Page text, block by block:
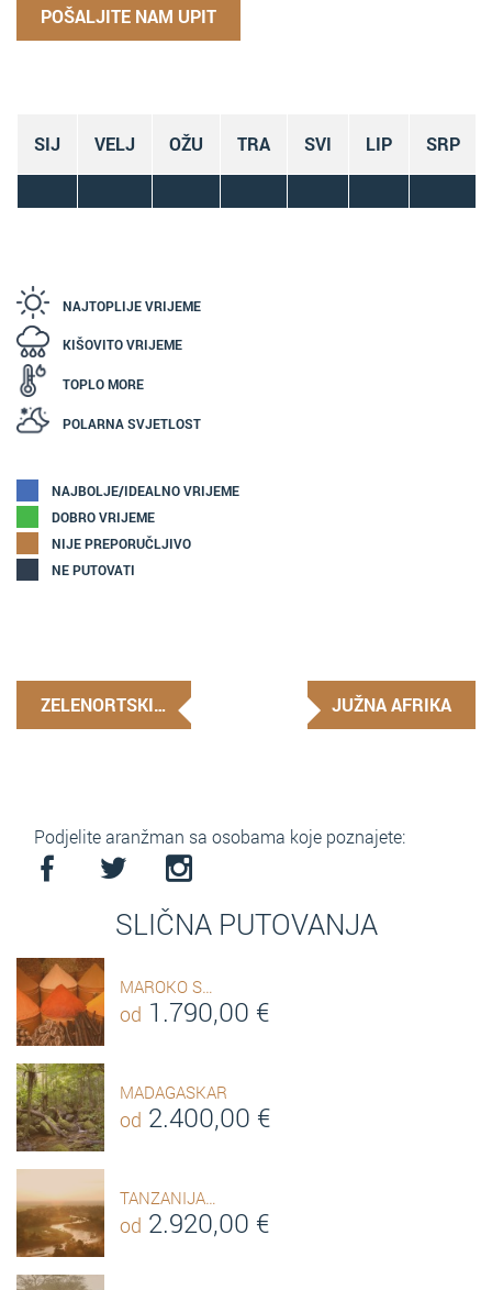
POŠALJITE NAM UPIT
SIJ VELJ OŽU TRA SVI LIP SRP
NAJTOPLIJE VRIJEME
KIŠOVITO VRIJEME
TOPLO MORE
POLARNA SVJETLOST
NAJBOLJE/IDEALNO VRIJEME
DOBRO VRIJEME
NIJE PREPORUČLJIVO
NE PUTOVATI
ZELENORTSKI… JUŽNA AFRIKA
Podjelite aranžman sa osobama koje poznajete:
SLIČNA PUTOVANJA
MAROKO S…
od 1.790,00 €
MADAGASKAR
od 2.400,00 €
TANZANIJA…
od 2.920,00 €